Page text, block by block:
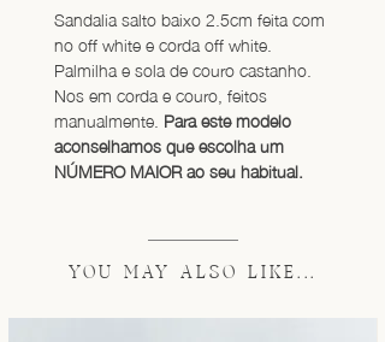
Sandalia salto baixo 2.5cm feita com
no off white e corda off white.
Palmilha e sola de couro castanho.
Nos em corda e couro, feitos
manualmente. Para este modelo
aconselhamos que escolha um
NÚMERO MAIOR ao seu habitual.
YOU MAY ALSO LIKE...